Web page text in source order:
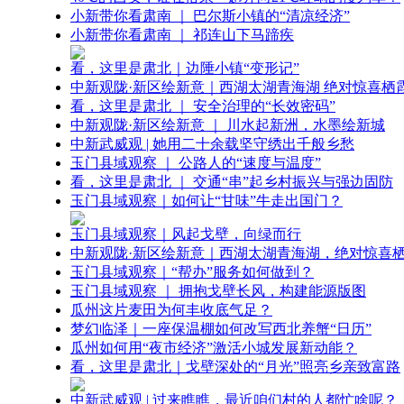
小新带你看肃南 ｜ 巴尔斯小镇的“清凉经济”
小新带你看肃南 ｜ 祁连山下马蹄疾
看，这里是肃北｜边陲小镇“变形记”
中新观陇·新区绘新意｜西湖太湖青海湖 绝对惊喜栖
看，这里是肃北 ｜ 安全治理的“长效密码”
中新观陇·新区绘新意 ｜ 川水起新洲，水墨绘新城
中新武威观 | 她用二十余载坚守绣出千般乡愁
玉门县域观察 ｜ 公路人的“速度与温度”
看，这里是肃北 ｜ 交通“串”起乡村振兴与强边固防
玉门县域观察｜如何让“甘味”牛走出国门？
玉门县域观察｜风起戈壁，向绿而行
中新观陇·新区绘新意｜西湖太湖青海湖，绝对惊喜
玉门县域观察｜“帮办”服务如何做到？
玉门县域观察 ｜ 拥抱戈壁长风，构建能源版图
瓜州这片麦田为何丰收底气足？
梦幻临泽｜一座保温棚如何改写西北养蟹“日历”
瓜州如何用“夜市经济”激活小城发展新动能？
看，这里是肃北｜戈壁深处的“月光”照亮乡亲致富路
中新武威观 | 过来瞧瞧，最近咱们村的人都忙啥呢？